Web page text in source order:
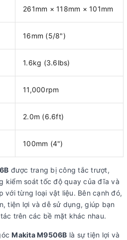
261mm × 118mm × 101mm
16mm (5/8")
1.6kg (3.6lbs)
11,000rpm
2.0m (6.6ft)
100mm (4")
được trang bị công tắc trượt,
kiểm soát tốc độ quay của đĩa và
với từng loại vật liệu. Bên cạnh đó,
tiện lợi và dễ sử dụng, giúp bạn
trên các bề mặt khác nhau.
Makita M9506B là sự tiện lợi và